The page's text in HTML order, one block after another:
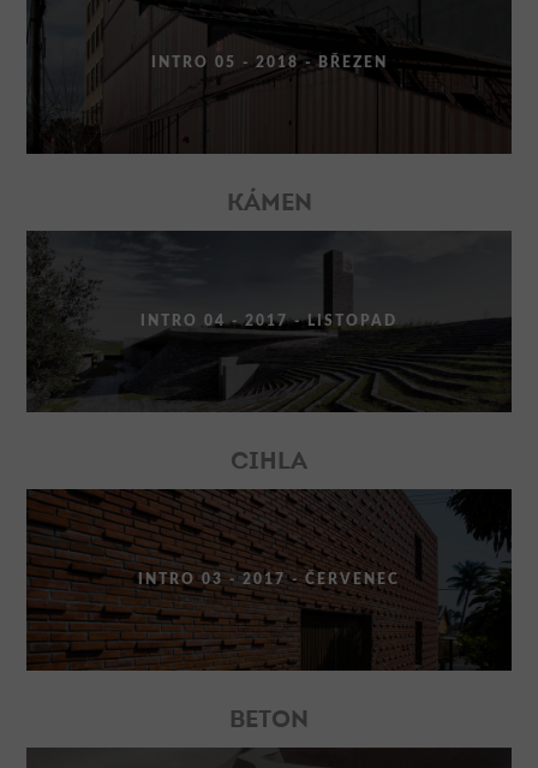
INTRO 05 - 2018 - BŘEZEN
KÁMEN
INTRO 04 - 2017 - LISTOPAD
CIHLA
INTRO 03 - 2017 - ČERVENEC
BETON